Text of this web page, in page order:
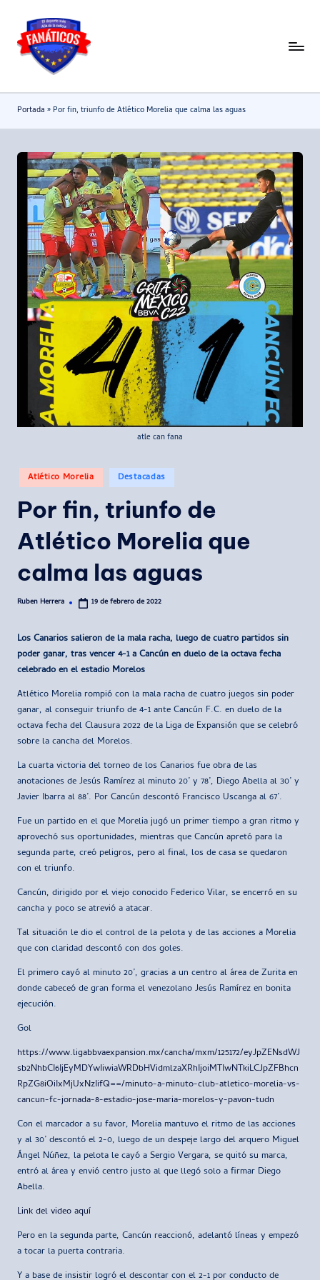
Saltar
contenido
F
n
a
t
c
o
Noticias
deportivas
-
Mundial
2026
Portada » Por fin, triunfo de Atlético Morelia que calma las aguas
atle can fana
Publicado
en
Atlético Morelia Destacadas
Por fin, triunfo de
Atlético Morelia que
calma las aguas
Publicado
Ruben Herrera 19 de febrero de 2022
Los Canarios salieron de la mala racha, luego de cuatro partidos sin
poder ganar, tras vencer 4-1 a Cancún en duelo de la octava fecha
celebrado en el estadio Morelos
Atlético Morelia rompió con la mala racha de cuatro juegos sin poder
ganar, al conseguir triunfo de 4-1 ante Cancún F.C. en duelo de la
octava fecha del Clausura 2022 de la Liga de Expansión que se celebró
sobre la cancha del Morelos.
La cuarta victoria del torneo de los Canarios fue obra de las
anotaciones de Jesús Ramírez al minuto 20’ y 78’, Diego Abella al 30’ y
Javier Ibarra al 88’. Por Cancún descontó Francisco Uscanga al 67’.
Fue un partido en el que Morelia jugó un primer tiempo a gran ritmo y
aprovechó sus oportunidades, mientras que Cancún apretó para la
segunda parte, creó peligros, pero al final, los de casa se quedaron
con el triunfo.
Cancún, dirigido por el viejo conocido Federico Vilar, se encerró en su
cancha y poco se atrevió a atacar.
Tal situación le dio el control de la pelota y de las acciones a Morelia
que con claridad descontó con dos goles.
El primero cayó al minuto 20’, gracias a un centro al área de Zurita en
donde cabeceó de gran forma el venezolano Jesús Ramírez en bonita
ejecución.
Gol
https://www.ligabbvaexpansion.mx/cancha/mxm/125172/eyJpZENsdWJ
sb2NhbCI6IjEyMDYwIiwiaWRDbHVidmlzaXRhIjoiMTIwNTkiLCJpZFBhcn
RpZG8iOiIxMjUxNzIifQ==/minuto-a-minuto-club-atletico-morelia-vs-
cancun-fc-jornada-8-estadio-jose-maria-morelos-y-pavon-tudn
Con el marcador a su favor, Morelia mantuvo el ritmo de las acciones
y al 30’ descontó el 2-0, luego de un despeje largo del arquero Miguel
Ángel Núñez, la pelota le cayó a Sergio Vergara, se quitó su marca,
entró al área y envió centro justo al que llegó solo a firmar Diego
Abella.
Link del video aquí
Pero en la segunda parte, Cancún reaccionó, adelantó líneas y empezó
a tocar la puerta contraria.
Y a base de insistir logró el descontar con el 2-1 por conducto de